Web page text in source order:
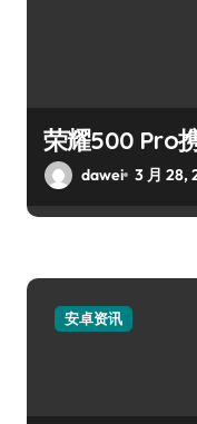
荣耀500 Pro
dawei 3 月 28,
安卓资讯